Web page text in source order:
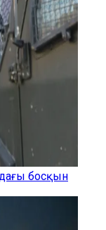
босқын